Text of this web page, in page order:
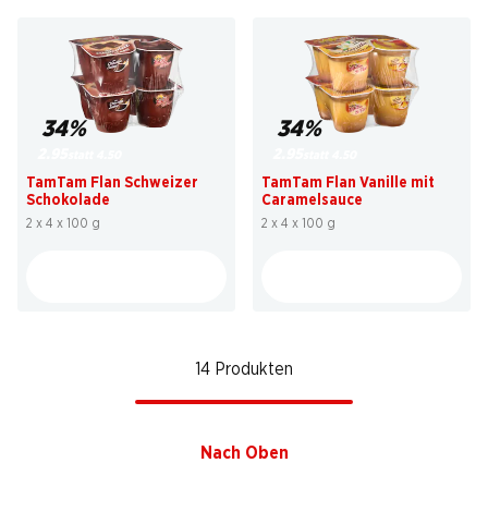
34%
TamTam Flan Schweizer
Schokolade
2 x 4 x 100 g
34%
TamTam Flan Vanille mit
Caramelsauce
2 x 4 x 100 g
14 Produkten
Nach Oben